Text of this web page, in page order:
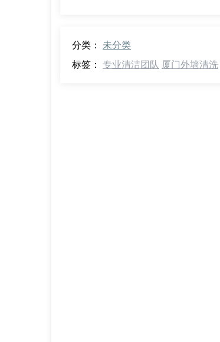
分类： 未分类
标签： 专业清洁团队 厦门外墙清洗